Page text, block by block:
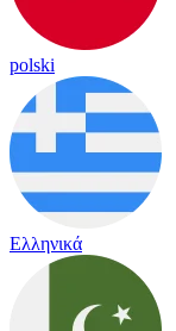
polski
Ελληνικά